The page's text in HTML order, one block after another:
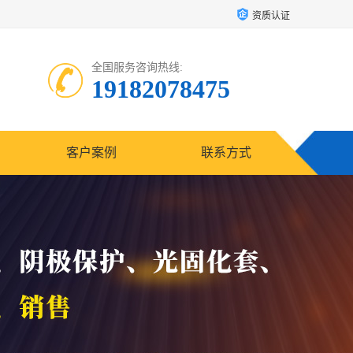
资质认证
全国服务咨询热线:
19182078475
客户案例 联系方式